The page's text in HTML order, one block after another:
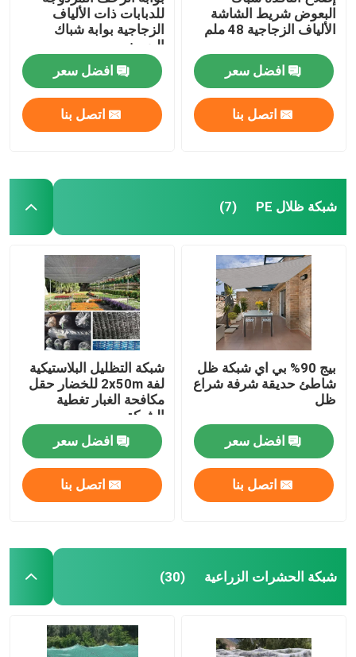
البعوض شريط الشاشة
الألياف الزجاجية 48 ملم
افضل سعر
اتصل بنا
للدبابات ذات الألياف
الزجاجية بوابة شباك
البعوض
افضل سعر
اتصل بنا
شبكة ظلال PE (7)
بيج 90% بي اي شبكة ظل
شاطئ حديقة شرفة شراع
ظل
افضل سعر
اتصل بنا
شبكة التظليل البلاستيكية
لفة 2x50m للخضار حقل
مكافحة الغبار تغطية
الشبكة
افضل سعر
اتصل بنا
شبكة الحشرات الزراعية (30)